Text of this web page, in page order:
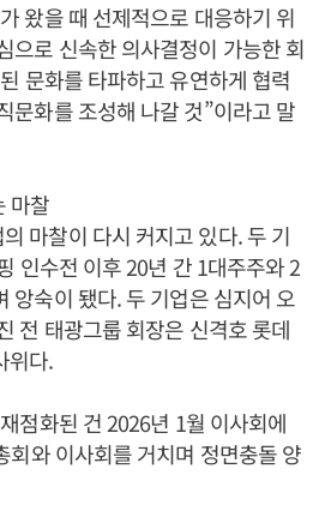
왔을 때 선제적으로 대응하기 위
으로 신속한 의사결정이 가능한 회
문화를 타파하고 유연하게 협력
문화를 조성해 나갈 것”이라고 말
마찰
마찰이 다시 커지고 있다. 두 기
인수전 이후 20년 간 1대주주와 2
앙숙이 됐다. 두 기업은 심지어 오
전 태광그룹 회장은 신격호 롯데
위다.
점화된 건 2026년 1월 이사회에
회와 이사회를 거치며 정면충돌 양